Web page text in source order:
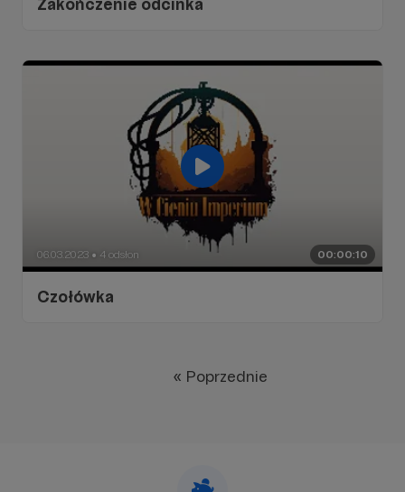
00:00:10
06.03.2023 ● 4 odsłon
Czołówka
« Poprzednie